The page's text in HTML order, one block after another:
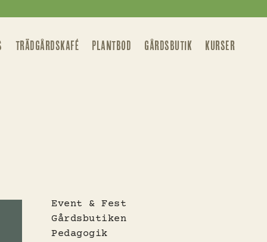
TRÄDGÅRDSKAFÉ PLANTBOD GÅRDSBUTIK KURSER
Event & Fest
Gårdsbutiken
Pedagogik